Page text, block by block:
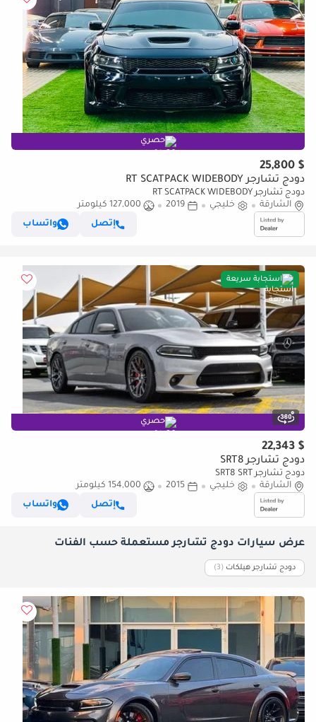
حصري
$ 25,800
دودج تشارجر RT SCATPACK WIDEBODY
دودج تشارجر RT SCATPACK WIDEBODY
الشارقة
خليجي 2019
127,000 كيلومتر
إتصل
واتساب
استجابة سريعة
حصري
$ 22,343
دودج تشارجر SRT8
دودج تشارجر SRT8 SRT
الشارقة
خليجي 2015
154,000 كيلومتر
إتصل
واتساب
عرض سيارات دودج تشارجر مستعملة حسب الفئات
دودج تشارجر هيلكات ‏(3)